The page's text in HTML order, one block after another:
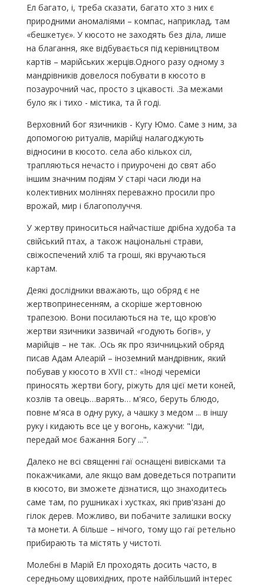
Ел багато, і, треба сказати, багато хто з них є
природними аномаліями – компас, наприклад, там
«бешкетує». У кюсото не заходять без діла, лише
на благання, яке відбувається під керівництвом
картів – марійських жерців.Одного разу одному з
мандрівників довелося побувати в кюсото в
позаурочний час, просто з цікавості. .За межами
було як і тихо - містика, та й годі.
Верховний бог язичників - Кугу Юмо. Саме з ним, за
допомогою ритуалів, марійці налагоджують
відносини в кюсото. села або кількох сіл,
трапляються нечасто і приурочені до свят або
іншим значним подіям У старі часи люди на
колективних моліннях переважно просили про
врожай, мир і благополуччя.
У жертву приноситься найчастіше дрібна худоба та
свійський птах, а також національні страви,
свіжоспечений хліб та гроші, які вручаються
картам.
Деякі дослідники вважають, що обряд є не
жертвопринесенням, а скоріше жертовною
трапезою. Вони посилаються на те, що кров'ю
жертви язичники зазвичай «годують богів», у
марійців – не так. .Ось як про язичницький обряд
писав Адам Алеарій – іноземний мандрівник, який
побував у кюсото в XVII ст.: «Іноді череміси
приносять жертви богу, ріжуть для цієї мети коней,
козлів та овець…варять… м'ясо, беруть блюдо,
повне м'яса в одну руку, а чашку з медом ... в іншу
руку і кидають все це у вогонь, кажучи: "Іди,
передай моє бажання Богу ...".
Далеко не всі священні гаї оснащені вивісками та
покажчиками, але якщо вам доведеться потрапити
в кюсото, ви зможете дізнатися, що знаходитесь
саме там, по рушниках і хустках, які прив'язані до
гілок дерев. Можливо, ви побачите залишки воску
та монети. А більше – нічого, тому що гаї ретельно
прибирають та містять у чистоті.
Молебні в Марій Ел проходять досить часто, в
середньому щовихідних, проте найбільший інтерес